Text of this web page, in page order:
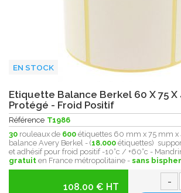
EN STOCK
Etiquette Balance Berkel 60 X 75
Protégé - Froid Positif
Référence T1986
30 rouleaux de 600 étiquettes 60 mm x 75 mm
balance Avery Berkel - (18.000 étiquettes)
et adhésif pour froid positif -10°c / +60°c -
gratuit en France métropolitaine - sans
108.00 € HT -